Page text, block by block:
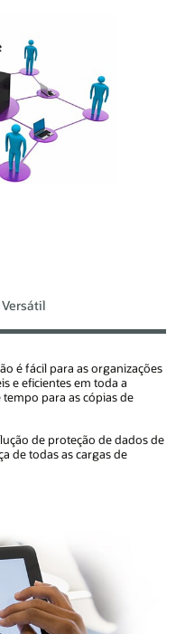
é fácil para as organizações
e eficientes em toda a
para as cópias de
de proteção de dados de
de todas as cargas de